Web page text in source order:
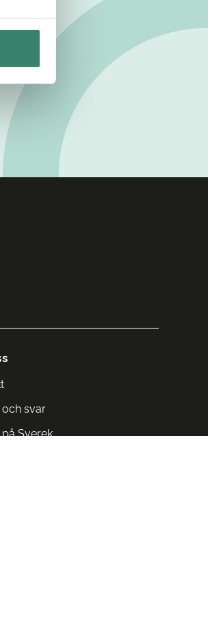
och svar
Sverek